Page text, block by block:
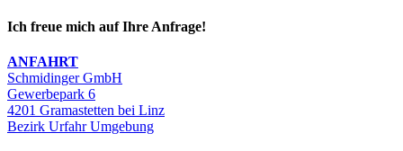
Ich freue mich auf Ihre Anfrage!
ANFAHRT
Schmidinger GmbH
Gewerbepark 6
4201 Gramastetten bei Linz
Bezirk Urfahr Umgebung